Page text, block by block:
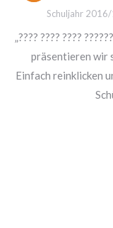
Schuljahr
„???? ???? ????
präsentieren wir
Einfach reinklicken